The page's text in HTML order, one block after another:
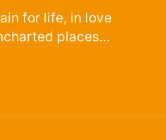
for life, in love
places…